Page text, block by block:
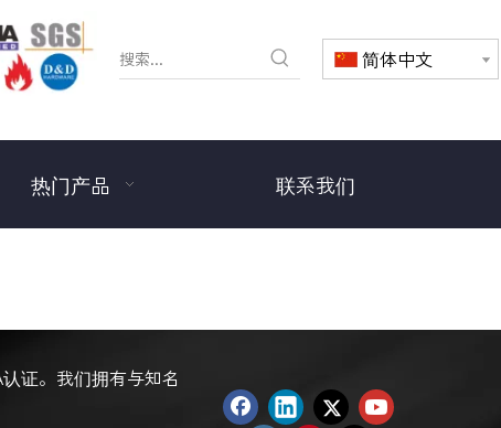
简体中文
热门产品 联系我们
证。我们拥有与知名